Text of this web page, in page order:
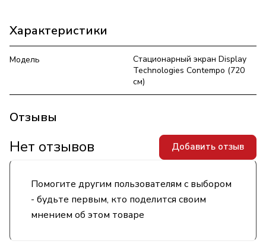
Характеристики
Модель
Стационарный экран Display
Technologies Contempo (720
см)
Отзывы
Помогите другим пользователям с выбором
- будьте первым, кто поделится своим
мнением об этом товаре
Нет отзывов Добавить отзыв